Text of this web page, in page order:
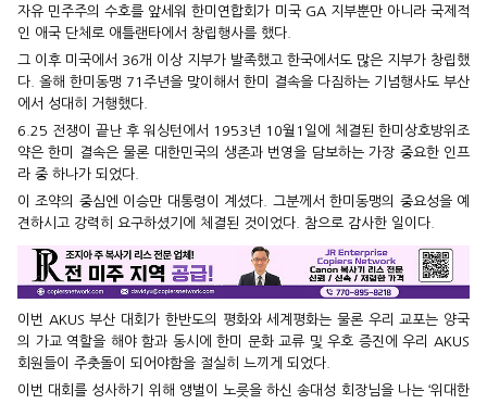
자유 민주주의 수호를 앞세워 한미연합회가 미국 GA 지부뿐만 아니라 국제적
인 애국 단체로 애틀랜타에서 창립행사를 했다.
그 이후 미국에서 36개 이상 지부가 발족했고 한국에서도 많은 지부가 창립했
다. 올해 한미동맹 71주년을 맞이해서 한미 결속을 다짐하는 기념행사도 부산
에서 성대히 거행했다.
6.25 전쟁이 끝난 후 워싱턴에서 1953년 10월1일에 체결된 한미상호방위조
약은 한미 결속은 물론 대한민국의 생존과 번영을 담보하는 가장 중요한 인프
라 중 하나가 되었다.
이 조약의 중심엔 이승만 대통령이 계셨다. 그분께서 한미동맹의 중요성을 예
견하시고 강력히 요구하셨기에 체결된 것이었다. 참으로 감사한 일이다.
이번 AKUS 부산 대회가 한반도의 평화와 세계평화는 물론 우리 교포는 양국
의 가교 역할을 해야 함과 동시에 한미 문화 교류 및 우호 증진에 우리 AKUS
회원들이 주춧돌이 되어야함을 절실히 느끼게 되었다.
이번 대회를 성사하기 위해 앵벌이 노릇을 하신 송대성 회장님을 나는 ‘위대한